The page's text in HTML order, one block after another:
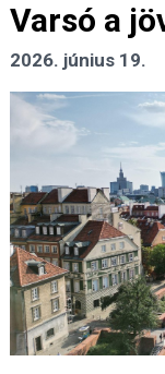
Varsó a
2026. június 19.